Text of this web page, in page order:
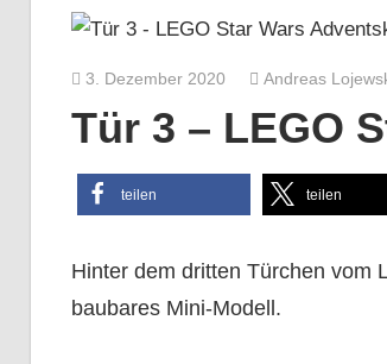
3. Dezember 2020 Andreas
Tür 3 – LEGO
teilen teilen
Hinter dem dritten Türchen vom
baubares Mini-Modell.